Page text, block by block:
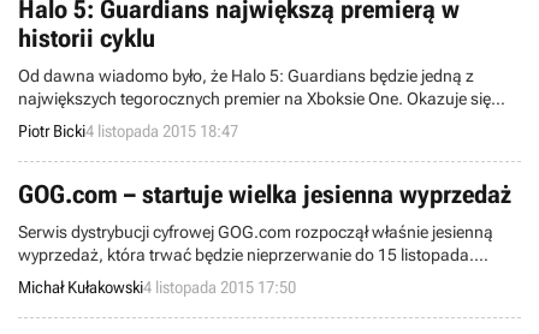
Halo 5: Guardians największą premierą w
historii cyklu
Od dawna wiadomo było, że Halo 5: Guardians będzie jedną z
największych tegorocznych premier na Xboksie One. Okazuje się
jednak, że „piątka”, która ukazała się w ubiegłym tygodniu, zaliczyła
najlepszy debiut w historii cyklu i na razie jest najszybciej
sprzedającą się odsłoną serii.
Piotr Bicki4 listopada 2015 18:47
GOG.com – startuje wielka jesienna wyprzedaż
Serwis dystrybucji cyfrowej GOG.com rozpoczął właśnie jesienną
wyprzedaż, która trwać będzie nieprzerwanie do 15 listopada.
Codziennie w ofercie pojawią się nowe przecenione gry oraz
zestawy największych hitów.
Michał Kułakowski4 listopada 2015 17:50